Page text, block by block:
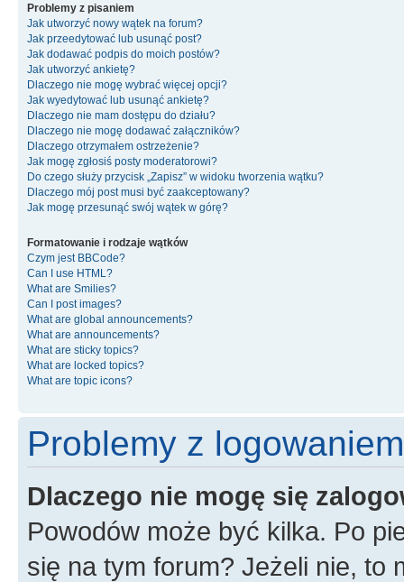
Problemy z pisaniem
Jak utworzyć nowy wątek na forum?
Jak przeedytować lub usunąć post?
Jak dodawać podpis do moich postów?
Jak utworzyć ankietę?
Dlaczego nie mogę wybrać więcej opcji?
Jak wyedytować lub usunąć ankietę?
Dlaczego nie mam dostępu do działu?
Dlaczego nie mogę dodawać załączników?
Dlaczego otrzymałem ostrzeżenie?
Jak mogę zgłosiś posty moderatorowi?
Do czego służy przycisk „Zapisz” w widoku tworzenia wątku?
Dlaczego mój post musi być zaakceptowany?
Jak mogę przesunąć swój wątek w górę?
Formatowanie i rodzaje wątków
Czym jest BBCode?
Can I use HTML?
What are Smilies?
Can I post images?
What are global announcements?
What are announcements?
What are sticky topics?
What are locked topics?
What are topic icons?
Problemy z
Dlaczego nie mogę się
Powodów może być kilka. Po
się na tym forum? Jeżeli nie, to